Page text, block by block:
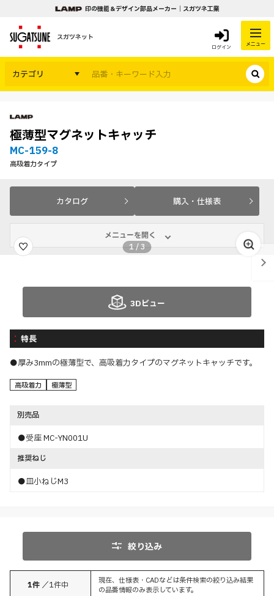
印の機能＆デザイン部品メーカー｜スガツネ工業
スガツネット
ログイン メニュー
カテゴリ
極薄型マグネットキャッチ
MC-159-8
高吸着力タイプ
カタログ 購入・仕様表
メニューを開く
1 /3
3Dビュー
特長
●厚み3mmの極薄型で、高吸着力タイプのマグネットキャッチです。
高吸着力 極薄型
別売品
●受座 MC-YN001U
推奨ねじ
●皿小ねじM3
絞り込み
1件 ／1件中
現在、仕様表・CADなどは条件検索の絞り込み結果
の品番情報のみ表示しています。